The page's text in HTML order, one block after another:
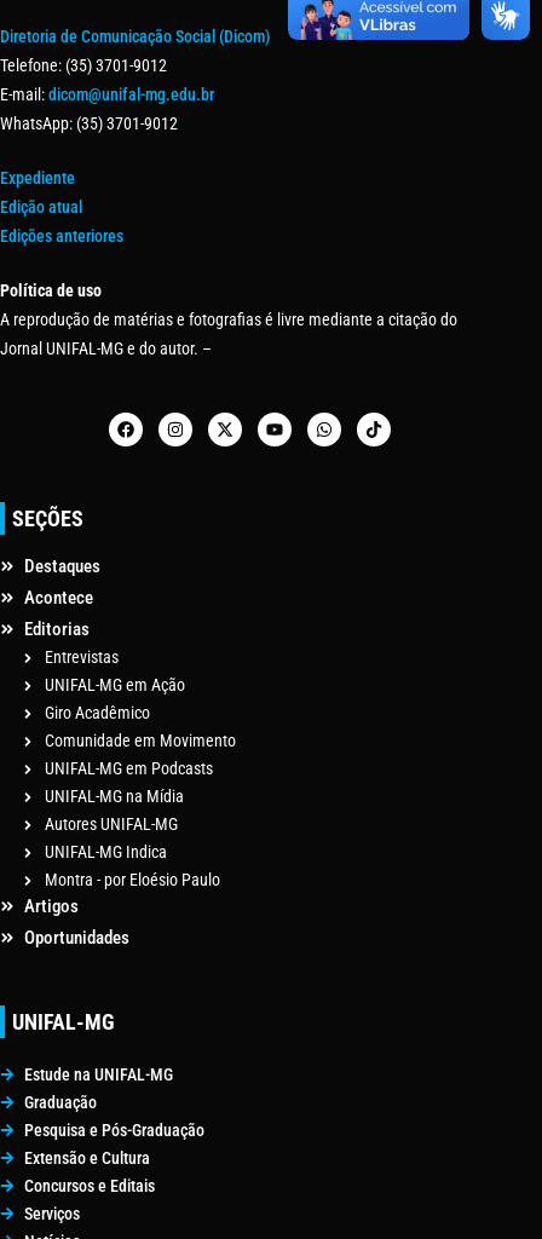
Diretoria de Comunicação Social (Dicom)
Telefone: (35) 3701-9012
E-mail:dicom@unifal-mg.edu.br
WhatsApp: (35) 3701-9012
Expediente
Edição atual
Edições anteriores
Política de uso
A reprodução de matérias e fotografias é livre mediante a citação do
Jornal UNIFAL-MG e do autor. –
SEÇÕES
Destaques
Acontece
Editorias
Entrevistas
UNIFAL-MG em Ação
Giro Acadêmico
Comunidade em Movimento
UNIFAL-MG em Podcasts
UNIFAL-MG na Mídia
Autores UNIFAL-MG
UNIFAL-MG Indica
Montra - por Eloésio Paulo
Artigos
Oportunidades
UNIFAL-MG
Estude na UNIFAL-MG
Graduação
Pesquisa e Pós-Graduação
Extensão e Cultura
Concursos e Editais
Serviços